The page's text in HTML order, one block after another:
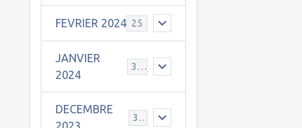
FEVRIER 2024 25
JANVIER
2024
30
DECEMBRE
31